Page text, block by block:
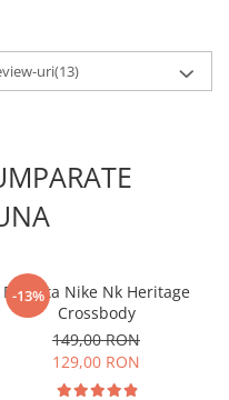
uri(13)
-13%
Borseta Nike Nk Heritage
Crossbody
149,00 RON
129,00 RON